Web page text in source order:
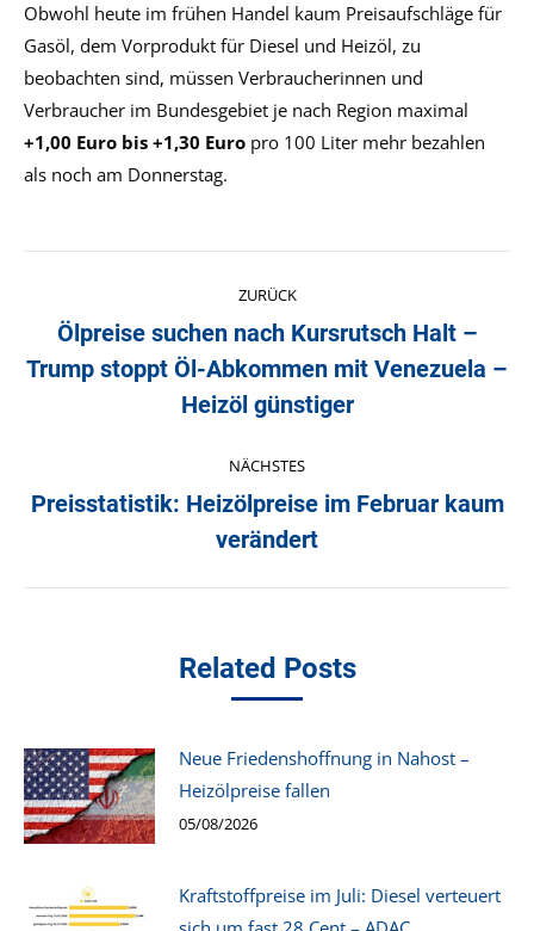
Obwohl heute im frühen Handel kaum Preisaufschläge für
Gasöl, dem Vorprodukt für Diesel und Heizöl, zu
beobachten sind, müssen Verbraucherinnen und
Verbraucher im Bundesgebiet je nach Region maximal
+1,00 Euro bis +1,30 Euro pro 100 Liter mehr bezahlen
als noch am Donnerstag.
Kommentarnavigation
ZURÜCK
Vorheriger
Beitrag:
Ölpreise suchen nach Kursrutsch Halt –
Trump stoppt Öl-Abkommen mit Venezuela –
Heizöl günstiger
NÄCHSTES
Nächster
Beitrag:
Preisstatistik: Heizölpreise im Februar kaum
verändert
Related Posts
Neue Friedenshoffnung in Nahost –
Heizölpreise fallen
05/08/2026
Kraftstoffpreise im Juli: Diesel verteuert